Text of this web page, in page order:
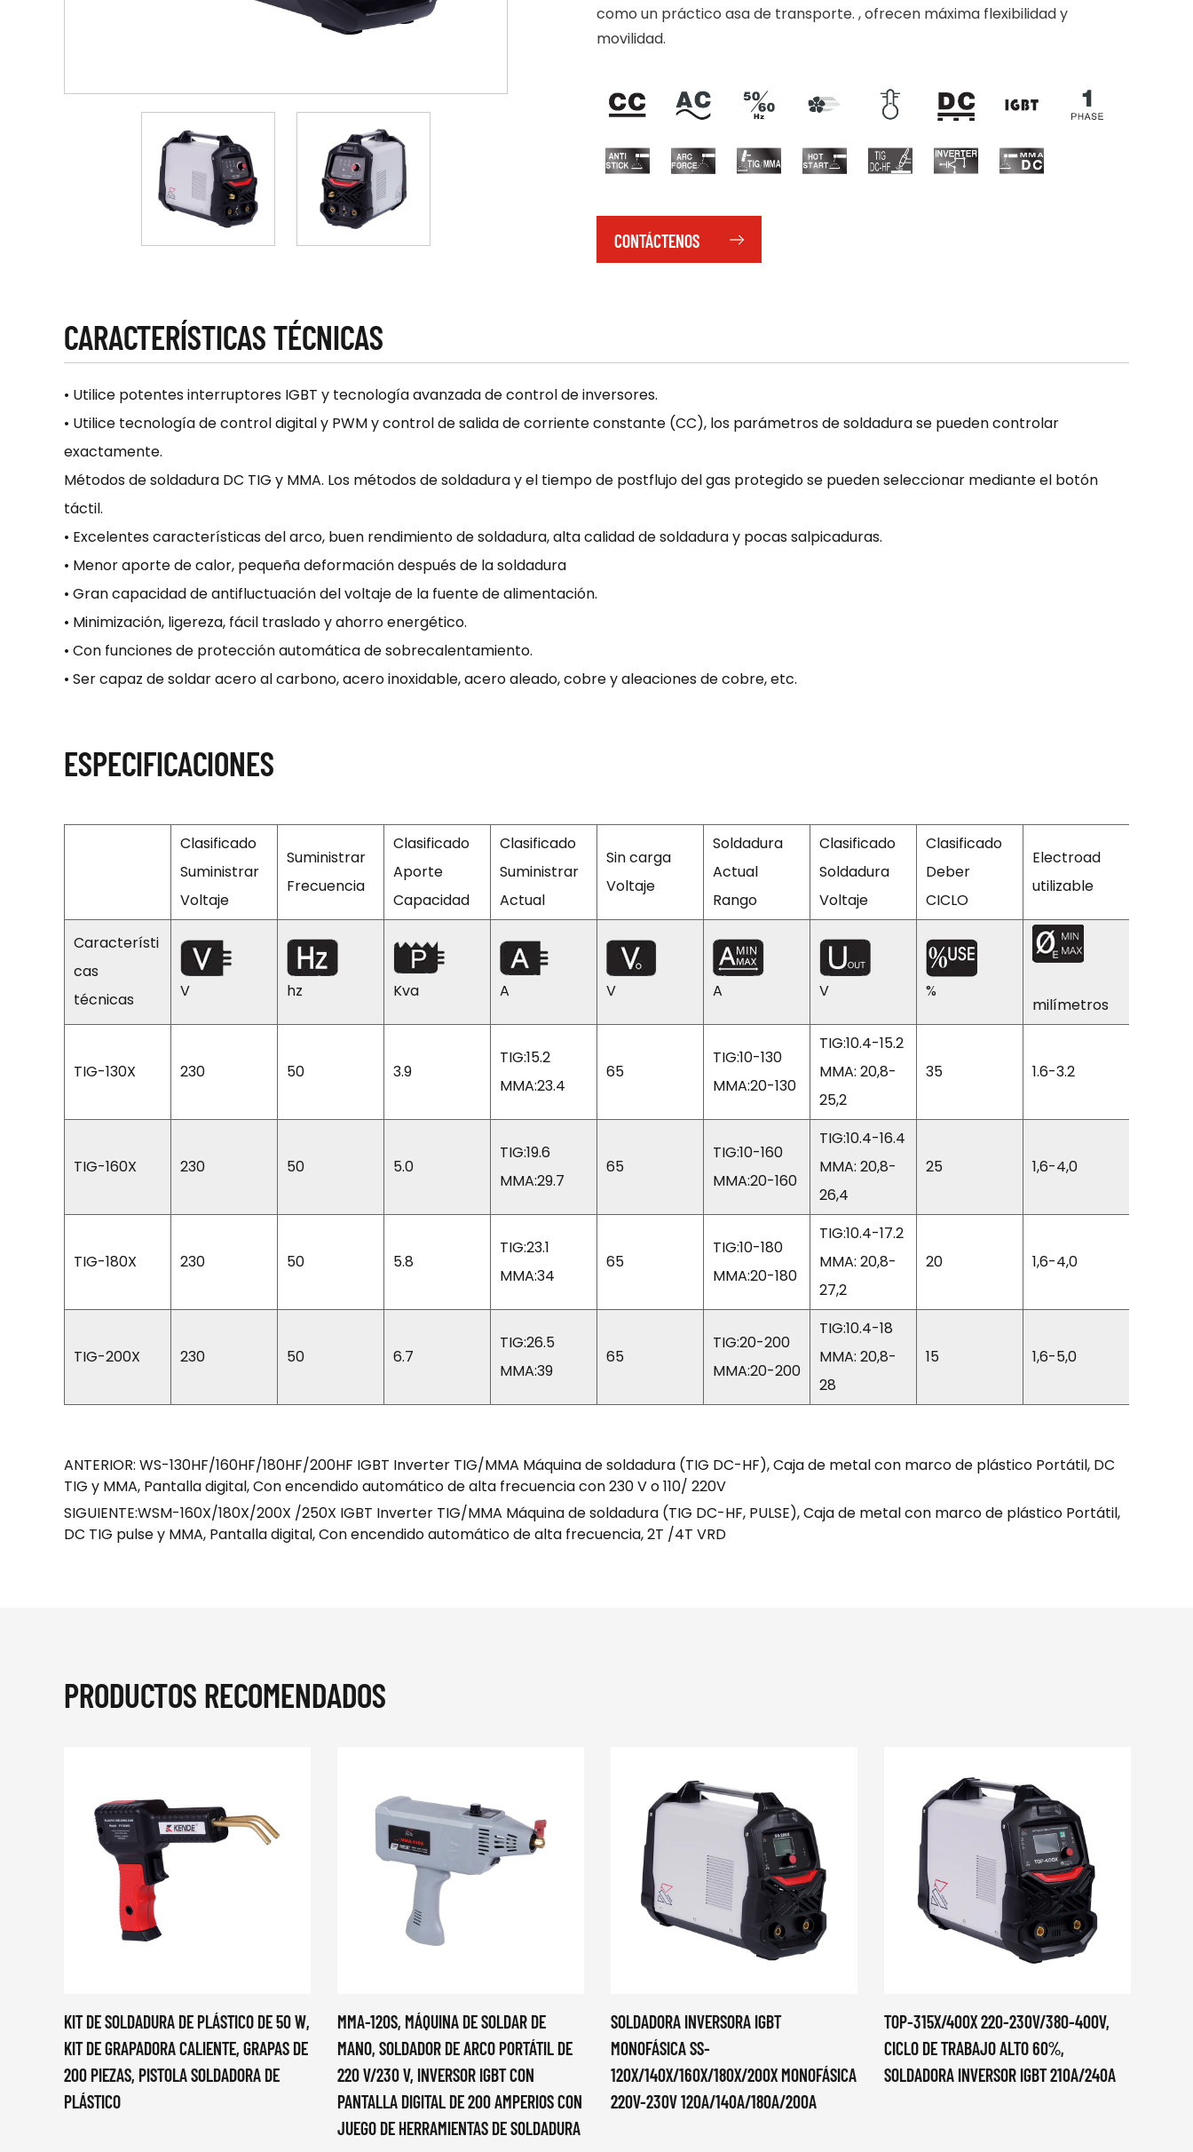
como un práctico asa de transporte. , ofrecen máxima flexibilidad y
movilidad.
CONTÁCTENOS
CARACTERÍSTICAS TÉCNICAS
• Utilice potentes interruptores IGBT y tecnología avanzada de control de inversores.
• Utilice tecnología de control digital y PWM y control de salida de corriente constante (CC), los parámetros de soldadura se pueden controlar
exactamente.
Métodos de soldadura DC TIG y MMA. Los métodos de soldadura y el tiempo de postflujo del gas protegido se pueden seleccionar mediante el botón
táctil.
• Excelentes características del arco, buen rendimiento de soldadura, alta calidad de soldadura y pocas salpicaduras.
• Menor aporte de calor, pequeña deformación después de la soldadura
• Gran capacidad de antifluctuación del voltaje de la fuente de alimentación.
• Minimización, ligereza, fácil traslado y ahorro energético.
• Con funciones de protección automática de sobrecalentamiento.
• Ser capaz de soldar acero al carbono, acero inoxidable, acero aleado, cobre y aleaciones de cobre, etc.
ESPECIFICACIONES
Clasificado
Suministrar
Voltaje
Suministrar
Frecuencia
Clasificado
Aporte
Capacidad
Clasificado
Suministrar
Actual
Sin carga
Voltaje
Soldadura
Actual
Rango
Clasificado
Soldadura
Voltaje
Clasificado
Deber
CICLO
Electroad
utilizable
Característi
cas
técnicas
V hz Kva A V A V %
milímetros
TIG-130X 230 50 3.9
TIG:15.2
MMA:23.4
65
TIG:10-130
MMA:20-130
TIG:10.4-15.2
MMA: 20,8-
25,2
35 1.6-3.2
TIG-160X 230 50 5.0
TIG:19.6
MMA:29.7
65
TIG:10-160
MMA:20-160
TIG:10.4-16.4
MMA: 20,8-
26,4
25 1,6-4,0
TIG-180X 230 50 5.8
TIG:23.1
MMA:34
65
TIG:10-180
MMA:20-180
TIG:10.4-17.2
MMA: 20,8-
27,2
20 1,6-4,0
TIG-200X 230 50 6.7
TIG:26.5
MMA:39
65
TIG:20-200
MMA:20-200
TIG:10.4-18
MMA: 20,8-
28
15 1,6-5,0
ANTERIOR: WS-130HF/160HF/180HF/200HF IGBT Inverter TIG/MMA Máquina de soldadura (TIG DC-HF), Caja de metal con marco de plástico Portátil, DC
TIG y MMA, Pantalla digital, Con encendido automático de alta frecuencia con 230 V o 110/ 220V
SIGUIENTE:WSM-160X/180X/200X /250X IGBT Inverter TIG/MMA Máquina de soldadura (TIG DC-HF, PULSE), Caja de metal con marco de plástico Portátil,
DC TIG pulse y MMA, Pantalla digital, Con encendido automático de alta frecuencia, 2T /4T VRD
PRODUCTOS RECOMENDADOS
KIT DE SOLDADURA DE PLÁSTICO DE 50 W,
KIT DE GRAPADORA CALIENTE, GRAPAS DE
200 PIEZAS, PISTOLA SOLDADORA DE
PLÁSTICO
MMA-120S, MÁQUINA DE SOLDAR DE
MANO, SOLDADOR DE ARCO PORTÁTIL DE
220 V/230 V, INVERSOR IGBT CON
PANTALLA DIGITAL DE 200 AMPERIOS CON
JUEGO DE HERRAMIENTAS DE SOLDADURA
SOLDADORA INVERSORA IGBT
MONOFÁSICA SS-
120X/140X/160X/180X/200X MONOFÁSICA
220V-230V 120A/140A/180A/200A
TOP-315X/400X 220-230V/380-400V,
CICLO DE TRABAJO ALTO 60%,
SOLDADORA INVERSOR IGBT 210A/240A